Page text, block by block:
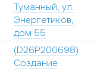
Туманный, ул.
Энергетиков,
дом 55
(D26P200698)
Создание